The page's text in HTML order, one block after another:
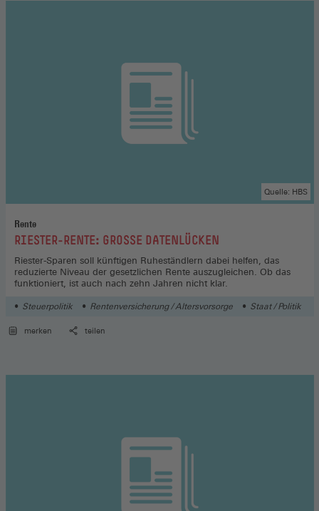
Rente
:RIESTER-RENTE: GROSSE DATENLÜCKEN
Quelle: HBS
Riester-Sparen soll künftigen Ruheständlern dabei helfen, das
reduzierte Niveau der gesetzlichen Rente auszugleichen. Ob das
funktioniert, ist auch nach zehn Jahren nicht klar.
Steuerpolitik Rentenversicherung / Altersvorsorge Staat / Politik
merken teilen